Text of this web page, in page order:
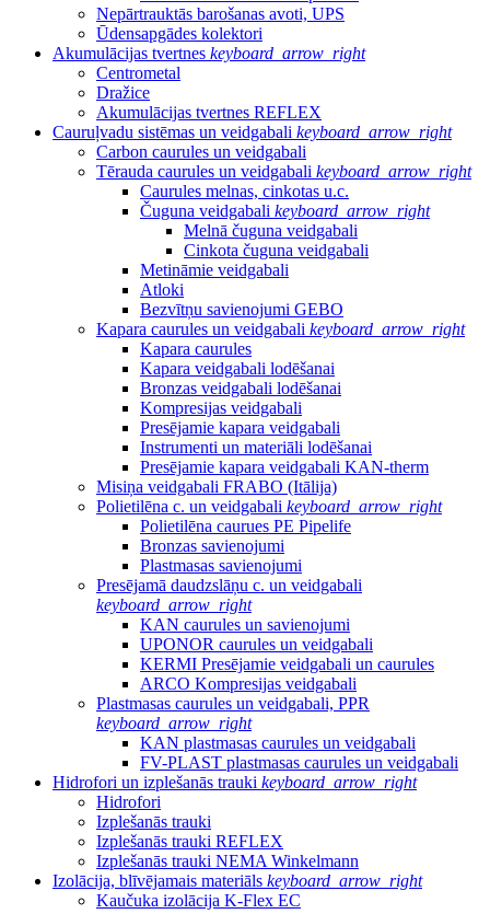
Nepārtrauktās barošanas avoti, UPS
Ūdensapgādes kolektori
Akumulācijas tvertnes keyboard_arrow_right
Centrometal
Dražice
Akumulācijas tvertnes REFLEX
Cauruļvadu sistēmas un veidgabali keyboard_arrow_right
Carbon caurules un veidgabali
Tērauda caurules un veidgabali keyboard_arrow_right
Caurules melnas, cinkotas u.c.
Čuguna veidgabali keyboard_arrow_right
Melnā čuguna veidgabali
Cinkota čuguna veidgabali
Metināmie veidgabali
Atloki
Bezvītņu savienojumi GEBO
Kapara caurules un veidgabali keyboard_arrow_right
Kapara caurules
Kapara veidgabali lodēšanai
Bronzas veidgabali lodēšanai
Kompresijas veidgabali
Presējamie kapara veidgabali
Instrumenti un materiāli lodēšanai
Presējamie kapara veidgabali KAN-therm
Misiņa veidgabali FRABO (Itālija)
Polietilēna c. un veidgabali keyboard_arrow_right
Polietilēna caurues PE Pipelife
Bronzas savienojumi
Plastmasas savienojumi
Presējamā daudzslāņu c. un veidgabali
keyboard_arrow_right
KAN caurules un savienojumi
UPONOR caurules un veidgabali
KERMI Presējamie veidgabali un caurules
ARCO Kompresijas veidgabali
Plastmasas caurules un veidgabali, PPR
keyboard_arrow_right
KAN plastmasas caurules un veidgabali
FV-PLAST plastmasas caurules un veidgabali
Hidrofori un izplešanās trauki keyboard_arrow_right
Hidrofori
Izplešanās trauki
Izplešanās trauki REFLEX
Izplešanās trauki NEMA Winkelmann
Izolācija, blīvējamais materiāls keyboard_arrow_right
Kaučuka izolācija K-Flex EC